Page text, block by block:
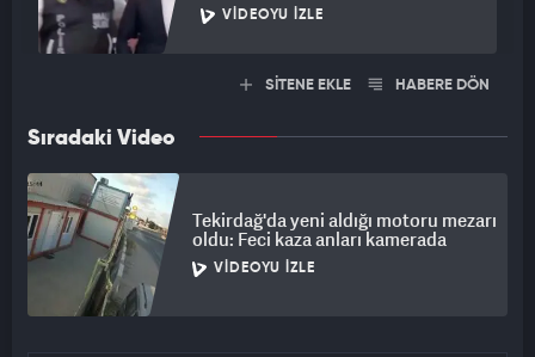
VIDEOYU İZLE
SİTENE EKLE HABERE DÖN
Sıradaki Video
Tekirdağ'da yeni aldığı motoru mezarı
oldu: Feci kaza anları kamerada
VIDEOYU İZLE